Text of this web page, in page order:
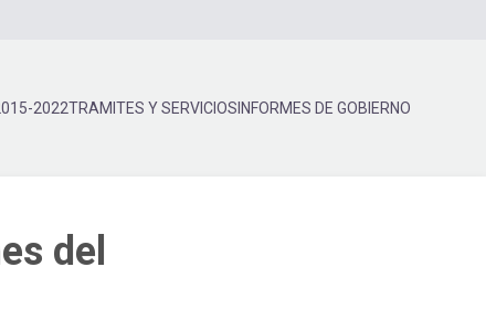
2022TRAMITES Y SERVICIOS INFORMES DE GOBIERNO
del